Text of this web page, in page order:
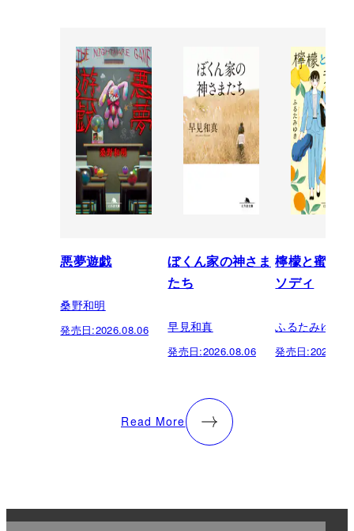
悪夢遊戯
桑野和明
発売日:2026.08.06
ぼくん家の神さま
たち
早見和真
発売日:2026.08.06
檸檬と蜜柑
ソディ
ふるたみゆき
発売日:
Read More